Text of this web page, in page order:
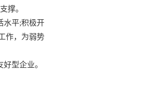
撑。
水平;积极开
作，为弱势
型企业。